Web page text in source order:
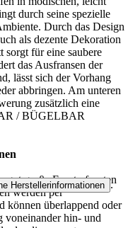
durch seine spezielle
Durch das Design
als dezente Dekoration
sorgt für eine saubere
das Ausfransen der
lässt sich der Vorhang
abbringen. Am unteren
zusätzlich eine
/ BÜGELBAR
gut große Fensterfronten
werden per
können überlappend oder
voneinander hin- und
Herstellerinformationen .